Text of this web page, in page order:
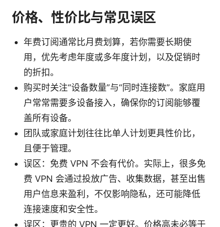
价格、性价比与常见误区
年费订阅通常比月费划算，若你需要长期使
用，优先考虑年度或多年度计划，以及促销时
的折扣。
购买时关注“设备数量”与“同时连接数”。家庭用
户常常需要多设备接入，确保你的订阅能够覆
盖所有设备。
团队或家庭计划往往比单人计划更具性价比，
且便于管理。
误区：免费 VPN 不会有代价。实际上，很多免
费 VPN 会通过投放广告、收集数据，甚至出售
用户信息来盈利，不仅影响隐私，还可能降低
连接速度和安全性。
误区：更贵的 VPN 一定更好。价格高未必等于